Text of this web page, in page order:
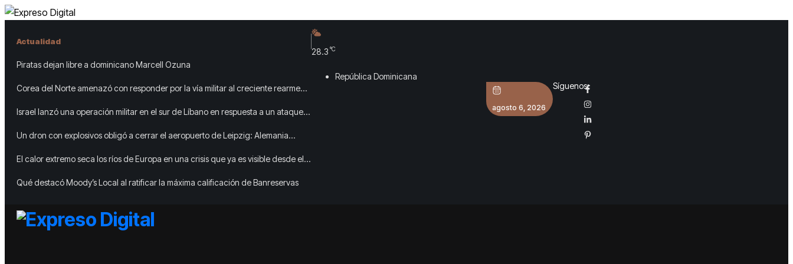
Actualidad
Piratas dejan libre a dominicano Marcell Ozuna
Corea del Norte amenazó con responder por la vía militar al creciente rearme
Israel lanzó una operación militar en el sur de Líbano en respuesta a un ataque
Un dron con explosivos obligó a cerrar el aeropuerto de Leipzig: Alemania
El calor extremo seca los ríos de Europa en una crisis que ya es visible desde el
Qué destacó Moody’s Local al ratificar la máxima calificación de Banreservas
28.3 °C
República Dominicana
agosto 6, 2026
Síguenos: